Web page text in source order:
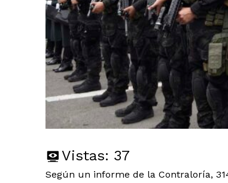
Vistas: 37
Según un informe de la Contraloría,